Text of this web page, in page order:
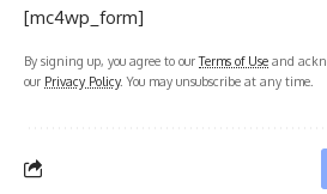
[mc4wp_form]
By signing up, you agree to ourTerms of Use and
our Privacy Policy. You may unsubscribe at any time.